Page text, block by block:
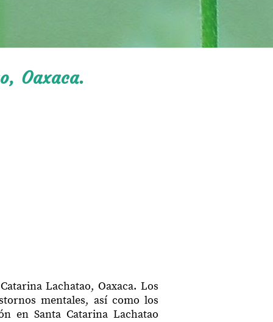
Oaxaca.
Lachatao, Oaxaca. Los
mentales, así como los
en Santa Catarina Lachatao